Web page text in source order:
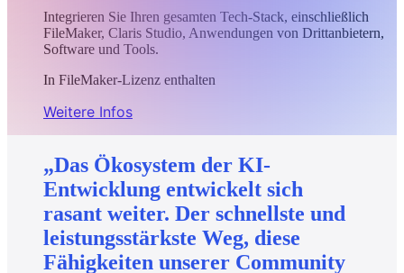
Integrieren Sie Ihren gesamten Tech-Stack, einschließlich
FileMaker, Claris Studio, Anwendungen von Drittanbietern,
Software und Tools.
In FileMaker-Lizenz enthalten
Weitere Infos
„Das Ökosystem der KI-
Entwicklung entwickelt sich
rasant weiter. Der schnellste und
leistungsstärkste Weg, diese
Fähigkeiten unserer Community